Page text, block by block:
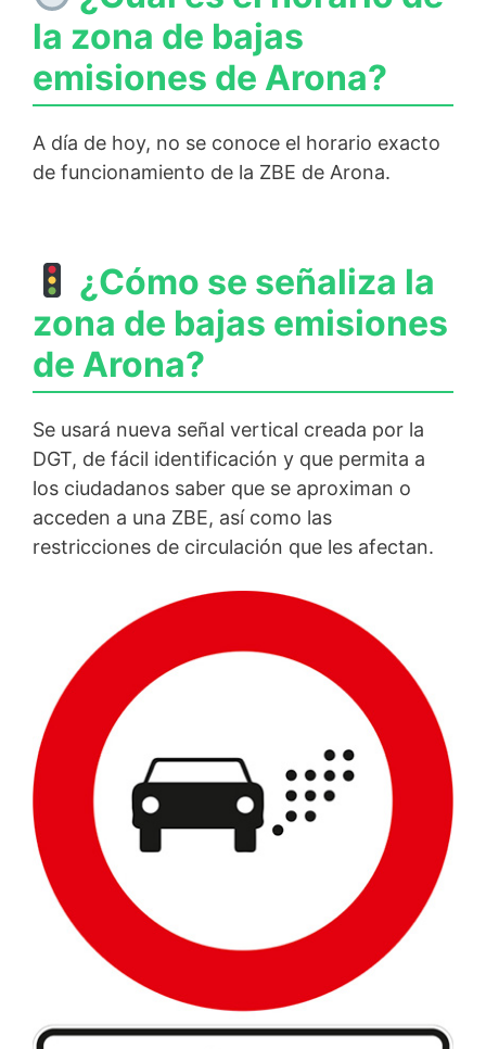
la zona de bajas
emisiones de Arona?
A día de hoy, no se conoce el horario exacto
de funcionamiento de la ZBE de Arona.
¿Cómo se señaliza la
zona de bajas emisiones
de Arona?
Se usará nueva señal vertical creada por la
DGT, de fácil identificación y que permita a
los ciudadanos saber que se aproximan o
acceden a una ZBE, así como las
restricciones de circulación que les afectan.